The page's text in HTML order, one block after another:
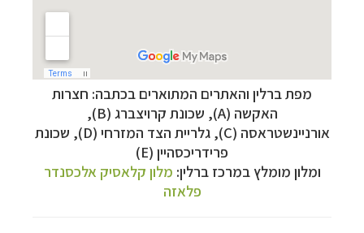
מפת ברלין והאתרים המתוארים בכתבה: חצרות
האקשה (A) , שכונת קרויצברג (B)
,
אורניינשטראסה (C) , גלריית הצד המזרחי (D)
, שכונת
פרידריכסהיין (E)
ומלון מומלץ במרכז ברלין: מלון קלאסיק אלכסנדר
פלאזה